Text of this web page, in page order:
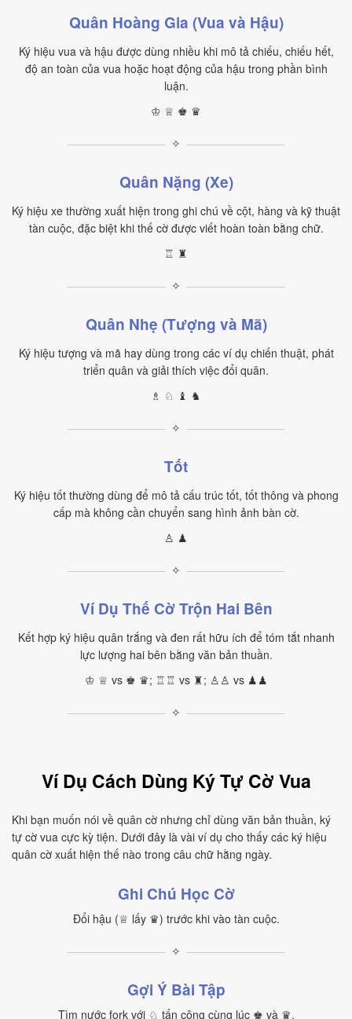
Quân Hoàng Gia (Vua và Hậu)
Ký hiệu vua và hậu được dùng nhiều khi mô tả chiếu, chiếu hết,
độ an toàn của vua hoặc hoạt động của hậu trong phần bình
luận.
♔ ♕ ♚ ♛
✧
Quân Nặng (Xe)
Ký hiệu xe thường xuất hiện trong ghi chú về cột, hàng và kỹ thuật
tàn cuộc, đặc biệt khi thế cờ được viết hoàn toàn bằng chữ.
♖ ♜
✧
Quân Nhẹ (Tượng và Mã)
Ký hiệu tượng và mã hay dùng trong các ví dụ chiến thuật, phát
triển quân và giải thích việc đổi quân.
♗ ♘ ♝ ♞
✧
Tốt
Ký hiệu tốt thường dùng để mô tả cấu trúc tốt, tốt thông và phong
cấp mà không cần chuyển sang hình ảnh bàn cờ.
♙ ♟
✧
Ví Dụ Thế Cờ Trộn Hai Bên
Kết hợp ký hiệu quân trắng và đen rất hữu ích để tóm tắt nhanh
lực lượng hai bên bằng văn bản thuần.
♔ ♕ vs ♚ ♛; ♖♖ vs ♜; ♙♙ vs ♟♟
✧
Ví Dụ Cách Dùng Ký Tự Cờ Vua
Khi bạn muốn nói về quân cờ nhưng chỉ dùng văn bản thuần, ký
tự cờ vua cực kỳ tiện. Dưới đây là vài ví dụ cho thấy các ký hiệu
quân cờ xuất hiện thế nào trong câu chữ hằng ngày.
Ghi Chú Học Cờ
Đổi hậu (♕ lấy ♛) trước khi vào tàn cuộc.
✧
Gợi Ý Bài Tập
Tìm nước fork với ♘ tấn công cùng lúc ♚ và ♛.